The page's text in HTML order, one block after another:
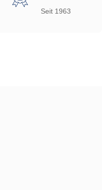
Seit 1963